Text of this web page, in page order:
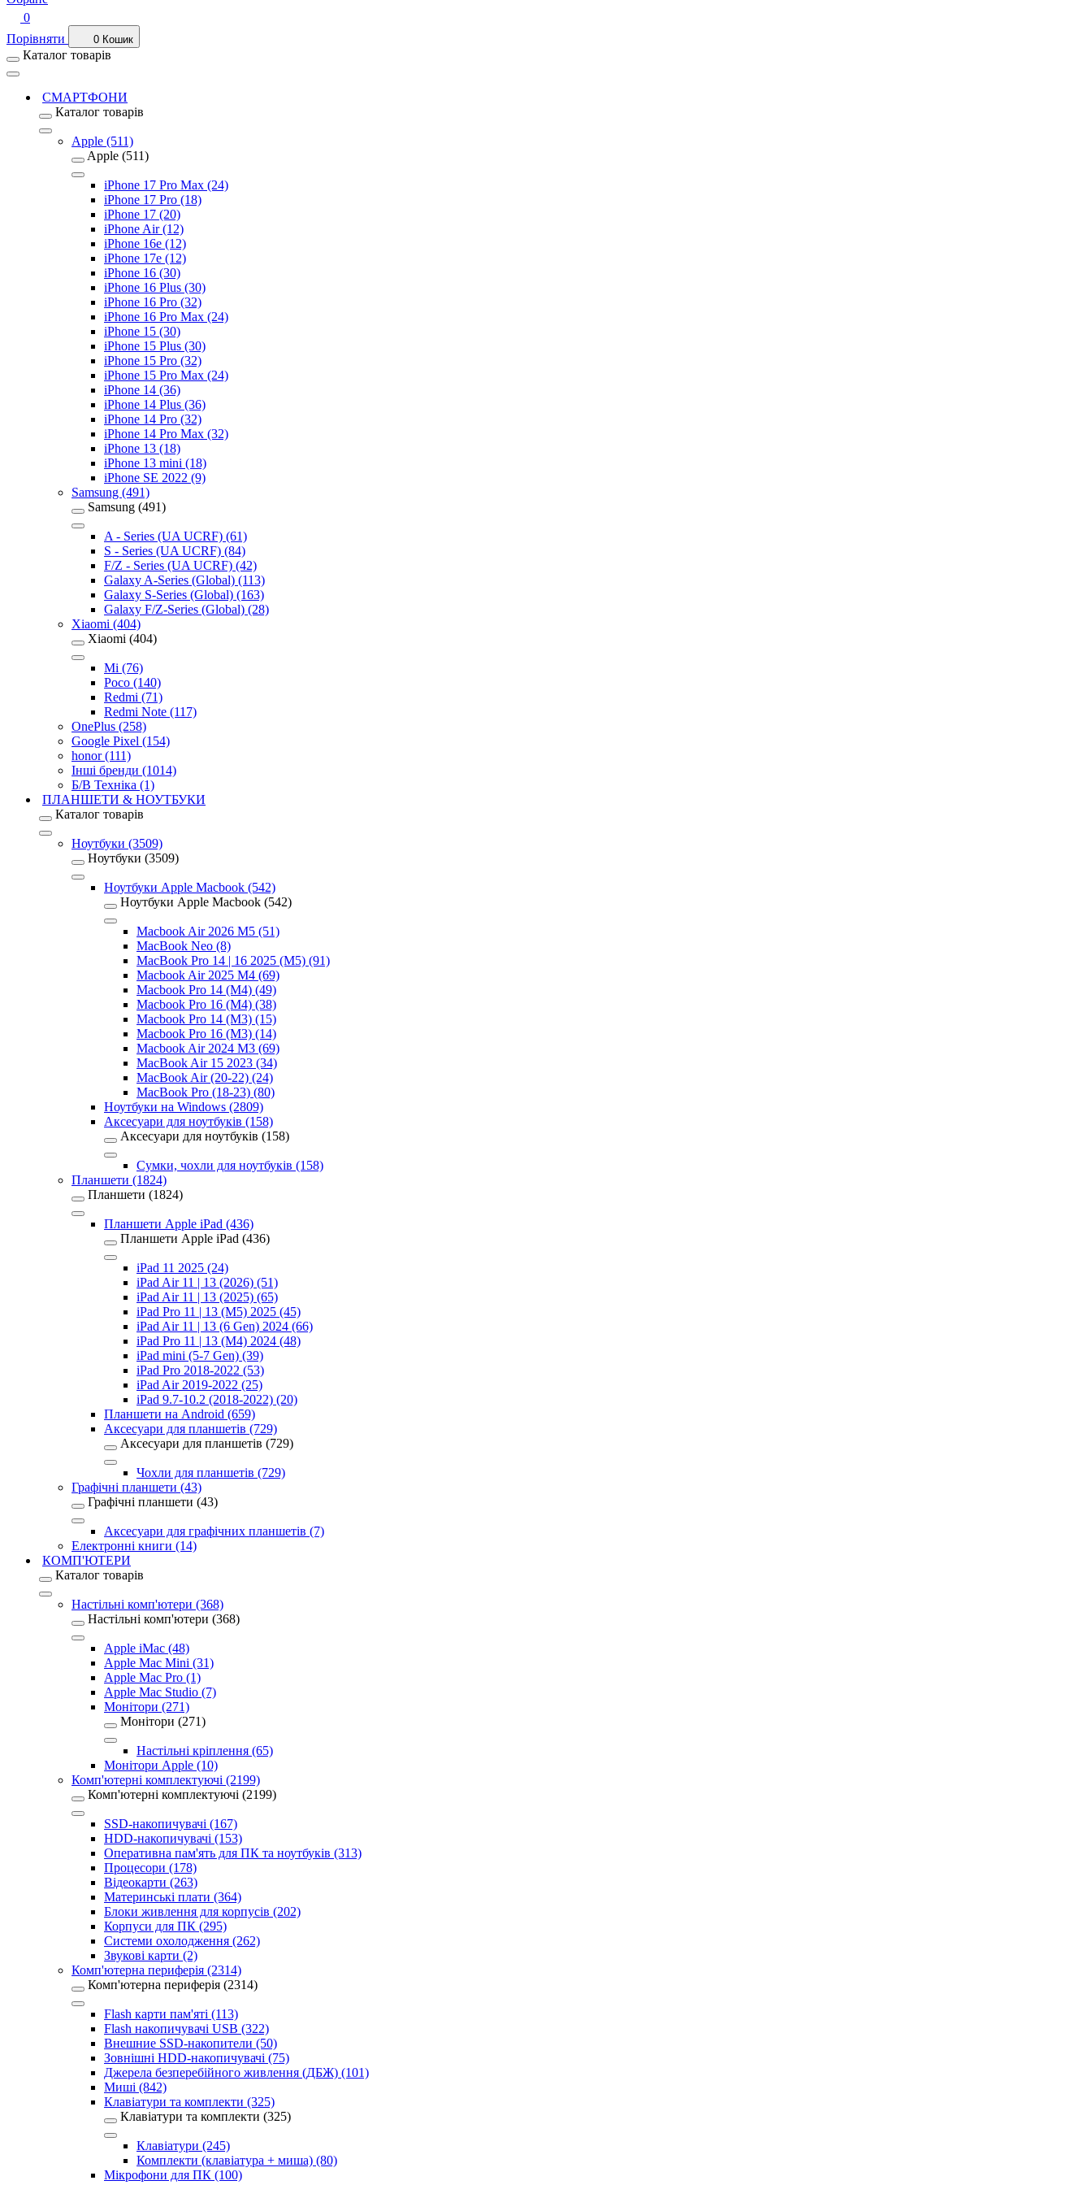
0
Порівняти
0 Кошик
Каталог товарів
СМАРТФОНИ
Каталог товарів
Apple (511)
Apple (511)
iPhone 17 Pro Max (24)
iPhone 17 Pro (18)
iPhone 17 (20)
iPhone Air (12)
iPhone 16e (12)
iPhone 17e (12)
iPhone 16 (30)
iPhone 16 Plus (30)
iPhone 16 Pro (32)
iPhone 16 Pro Max (24)
iPhone 15 (30)
iPhone 15 Plus (30)
iPhone 15 Pro (32)
iPhone 15 Pro Max (24)
iPhone 14 (36)
iPhone 14 Plus (36)
iPhone 14 Pro (32)
iPhone 14 Pro Max (32)
iPhone 13 (18)
iPhone 13 mini (18)
iPhone SE 2022 (9)
Samsung (491)
Samsung (491)
A - Series (UA UCRF) (61)
S - Series (UA UCRF) (84)
F/Z - Series (UA UCRF) (42)
Galaxy A-Series (Global) (113)
Galaxy S-Series (Global) (163)
Galaxy F/Z-Series (Global) (28)
Xiaomi (404)
Xiaomi (404)
Mi (76)
Poco (140)
Redmi (71)
Redmi Note (117)
OnePlus (258)
Google Pixel (154)
honor (111)
Інші бренди (1014)
Б/В Техніка (1)
ПЛАНШЕТИ & НОУТБУКИ
Каталог товарів
Ноутбуки (3509)
Ноутбуки (3509)
Ноутбуки Apple Macbook (542)
Ноутбуки Apple Macbook (542)
Macbook Air 2026 M5 (51)
MacBook Neo (8)
MacBook Pro 14 | 16 2025 (M5) (91)
Macbook Air 2025 M4 (69)
Macbook Pro 14 (M4) (49)
Macbook Pro 16 (M4) (38)
Macbook Pro 14 (M3) (15)
Macbook Pro 16 (M3) (14)
Macbook Air 2024 M3 (69)
MacBook Air 15 2023 (34)
MacBook Air (20-22) (24)
MacBook Pro (18-23) (80)
Ноутбуки на Windows (2809)
Аксесуари для ноутбуків (158)
Аксесуари для ноутбуків (158)
Сумки, чохли для ноутбуків (158)
Планшети (1824)
Планшети (1824)
Планшети Apple iPad (436)
Планшети Apple iPad (436)
iPad 11 2025 (24)
iPad Air 11 | 13 (2026) (51)
iPad Air 11 | 13 (2025) (65)
iPad Pro 11 | 13 (M5) 2025 (45)
iPad Air 11 | 13 (6 Gen) 2024 (66)
iPad Pro 11 | 13 (M4) 2024 (48)
iPad mini (5-7 Gen) (39)
iPad Pro 2018-2022 (53)
iPad Air 2019-2022 (25)
iPad 9.7-10.2 (2018-2022) (20)
Планшети на Android (659)
Аксесуари для планшетів (729)
Аксесуари для планшетів (729)
Чохли для планшетів (729)
Графічні планшети (43)
Графічні планшети (43)
Аксесуари для графічних планшетів (7)
Електронні книги (14)
КОМП'ЮТЕРИ
Каталог товарів
Настільні комп'ютери (368)
Настільні комп'ютери (368)
Apple iMac (48)
Apple Mac Mini (31)
Apple Mac Pro (1)
Apple Mac Studio (7)
Монітори (271)
Монітори (271)
Настільні кріплення (65)
Монітори Apple (10)
Комп'ютерні комплектуючі (2199)
Комп'ютерні комплектуючі (2199)
SSD-накопичувачі (167)
HDD-накопичувачі (153)
Оперативна пам'ять для ПК та ноутбуків (313)
Процесори (178)
Відеокарти (263)
Материнські плати (364)
Блоки живлення для корпусів (202)
Корпуси для ПК (295)
Системи охолодження (262)
Звукові карти (2)
Комп'ютерна периферія (2314)
Комп'ютерна периферія (2314)
Flash карти пам'яті (113)
Flash накопичувачі USB (322)
Внешние SSD-накопители (50)
Зовнішні HDD-накопичувачі (75)
Джерела безперебійного живлення (ДБЖ) (101)
Миші (842)
Клавіатури та комплекти (325)
Клавіатури та комплекти (325)
Клавіатури (245)
Комплекти (клавіатура + миша) (80)
Мікрофони для ПК (100)